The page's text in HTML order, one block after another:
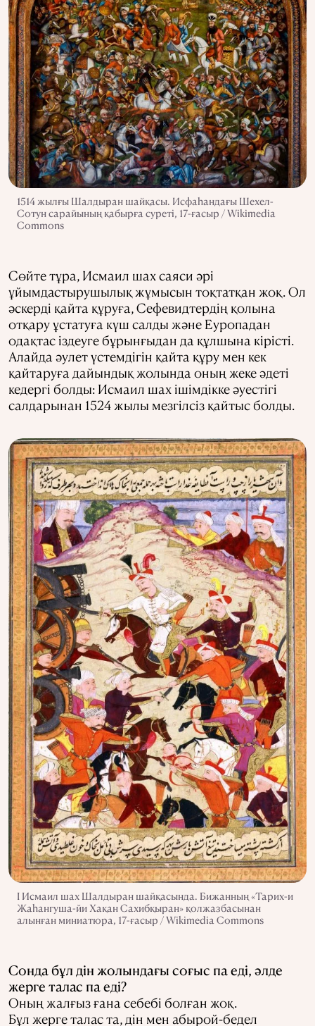
1514 жылғы Шалдыран шайқасы. Исфаһандағы Шехел-
Сотун сарайының қабырға суреті, 17-ғасыр / Wikimedia
Commons
Сөйте тұра, Исмаил шах саяси әрі
ұйымдастырушылық жұмысын тоқтатқан жоқ. Ол
әскерді қайта құруға, Сефевидтердің қолына
отқару ұстатуға күш салды және Еуропадан
одақтас іздеуге бұрынғыдан да құлшына кірісті.
Алайда әулет үстемдігін қайта құру мен кек
қайтаруға дайындық жолында оның жеке әдеті
кедергі болды: Исмаил шах ішімдікке әуестігі
салдарынан 1524 жылы мезгілсіз қайтыс болды.
I Исмаил шах Шалдыран шайқасында. Бижанның «Тарих-и
Жаһангуша-йи Хақан Сахибқыран» қолжазбасынан
алынған миниатюра, 17-ғасыр / Wikimedia Commons
Сонда бұл дін жолындағы соғыс па еді, әлде
жерге талас па еді?
Оның жалғыз ғана себебі болған жоқ.
Бұл жерге талас та, дін мен абырой-бедел